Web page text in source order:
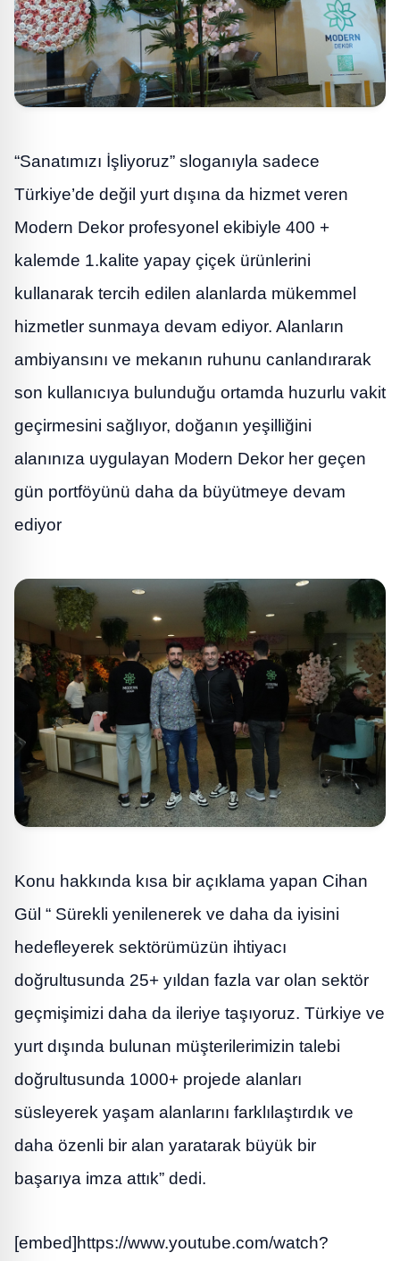
“Sanatımızı İşliyoruz” sloganıyla sadece
Türkiye’de değil yurt dışına da hizmet veren
Modern Dekor profesyonel ekibiyle 400 +
kalemde 1.kalite yapay çiçek ürünlerini
kullanarak tercih edilen alanlarda mükemmel
hizmetler sunmaya devam ediyor. Alanların
ambiyansını ve mekanın ruhunu canlandırarak
son kullanıcıya bulunduğu ortamda huzurlu vakit
geçirmesini sağlıyor, doğanın yeşilliğini
alanınıza uygulayan Modern Dekor her geçen
gün portföyünü daha da büyütmeye devam
ediyor
Konu hakkında kısa bir açıklama yapan Cihan
Gül “ Sürekli yenilenerek ve daha da iyisini
hedefleyerek sektörümüzün ihtiyacı
doğrultusunda 25+ yıldan fazla var olan sektör
geçmişimizi daha da ileriye taşıyoruz. Türkiye ve
yurt dışında bulunan müşterilerimizin talebi
doğrultusunda 1000+ projede alanları
süsleyerek yaşam alanlarını farklılaştırdık ve
daha özenli bir alan yaratarak büyük bir
başarıya imza attık” dedi.
[embed]https://www.youtube.com/watch?